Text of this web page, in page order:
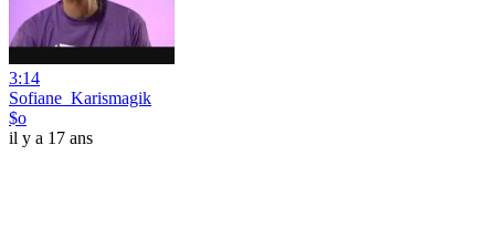
3:14
Sofiane_Karismagik
$o
il y a 17 ans